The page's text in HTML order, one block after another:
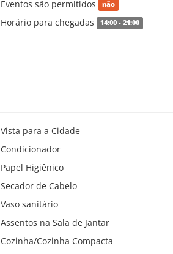
Eventos são permitidos não
Horário para chegadas 14:00 - 21:00
Vista para a Cidade
Condicionador
Papel Higiênico
Secador de Cabelo
Vaso sanitário
Assentos na Sala de Jantar
Cozinha/Cozinha Compacta